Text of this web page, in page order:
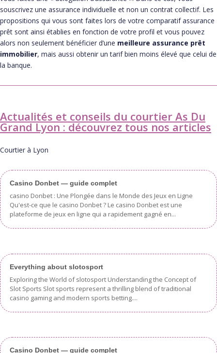
souscrivez une assurance individuelle et non un contrat collectif. Les
propositions qui vous sont faites lors de votre comparatif assurance
prêt sont ainsi établies en fonction de votre profil et vous pouvez
alors non seulement bénéficier d’une meilleure assurance prêt
immobilier, mais aussi obtenir un tarif bien moins élevé que celui de
la banque.
Actualités et conseils du courtier As Du
Grand Lyon : découvrez tous nos articles
Courtier à Lyon
Casino Donbet — guide complet
casino Donbet : Une Plongée dans le Monde des Jeux en Ligne
Qu'est-ce que le casino Donbet ? Le casino Donbet est une
plateforme de jeux en ligne qui a rapidement gagné en...
Everything about slotosport
Exploring the World of slotosport Understanding the Concept of
Slot Sports Slot sports represent a thrilling blend of traditional
casino gaming and modern sports betting....
Casino Donbet — guide complet